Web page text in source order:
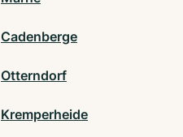
Cadenberge
Otterndorf
Kremperheide